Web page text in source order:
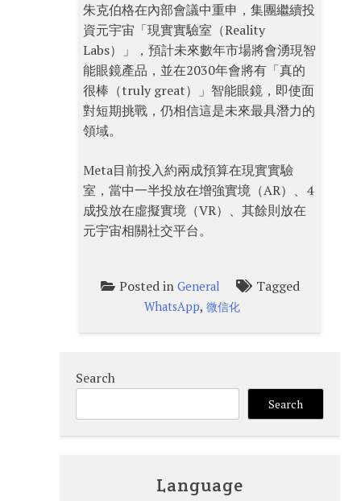
朱克伯格在內部會議中重申，集團繼續投
資元宇宙「現實實驗室（Reality
Labs）」，預計未來數年市場將會湧現智
能眼鏡產品，並在2030年會將有「真的
很棒（truly great）」智能眼鏡，即使面
對短期挑戰，仍相信這是未來最具潛力的
領域。
Meta目前投入約兩成預算在現實實驗
室，當中一半投放在增強實境（AR）、4
成投放在虛擬實境（VR）、其餘則放在
元宇宙相關社交平台。
Posted in General Tagged
WhatsApp, 微信化
Search
Search
Language